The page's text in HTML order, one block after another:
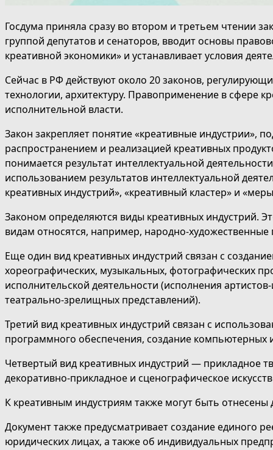
Госдума приняла сразу во втором и третьем чтении
группой депутатов и сенаторов, вводит основы
креативной экономики» и устанавливает условия
Сейчас в РФ действуют около 20 законов,
технологии, архитектуру. Правоприменение в сфере
исполнительной власти.
Закон закрепляет понятие «креативные индустрии»,
распространением и реализацией креативных
понимается результат интеллектуальной
использованием результатов интеллектуальной
креативных индустрий», «креативный кластер» и
Законом определяются виды креативных индустрий.
видам относятся, например, народно-
Еще один вид креативных индустрий связан с
хореографических, музыкальных, фотографических
исполнительской деятельности (исполнения
театрально-зрелищных представлений).
Третий вид креативных индустрий связан с
программного обеспечения, создание компьютерных
Четвертый вид креативных индустрий — прикладное
декоративно-прикладное и сценографическое
К креативным индустриям также могут быть
Документ также предусматривает создание единого
юридических лицах, а также об индивидуальных